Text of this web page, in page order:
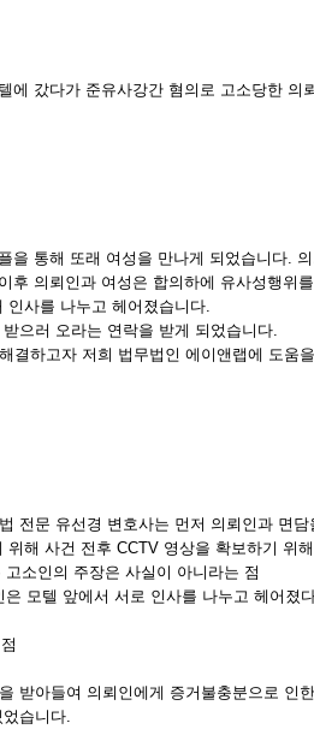
갔다가 준유사강간 혐의로 고소당한
을 통해 또래 여성을 만나게 되었습니다.
후 의뢰인과 여성은 합의하에 유사성행위
인사를 나누고 헤어졌습니다.
으러 오라는 연락을 받게 되었습니다.
결하고자 저희 법무법인 에이앤랩에 도움
전문 유선경 변호사는 먼저 의뢰인과 면
해 사건 전후 CCTV 영상을 확보하기
소인의 주장은 사실이 아니라는 점
모텔 앞에서 서로 인사를 나누고 헤어졌
받아들여 의뢰인에게 증거불충분으로 인
습니다.